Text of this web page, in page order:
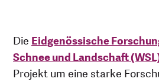
Die Eidgenössische
Schnee und Landschaft
Projekt um eine starke